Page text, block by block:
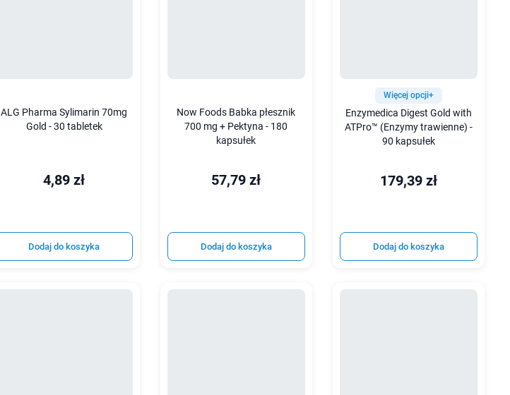
ALG Pharma Sylimarin 70mg
Gold - 30 tabletek
4,89 zł
Dodaj do koszyka
Now Foods Babka płesznik
700 mg + Pektyna - 180
kapsułek
57,79 zł
Dodaj do koszyka
Więcej opcji+
Enzymedica Digest Gold with
ATPro™ (Enzymy trawienne) -
90 kapsułek
179,39 zł
Dodaj do koszyka